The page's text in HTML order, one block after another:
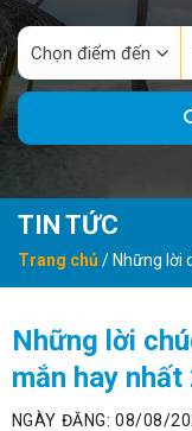
TIN TỨC
Trang chủ/Những lời
2024
Những lời
mắn hay
NGÀY ĐĂNG: 08/08/